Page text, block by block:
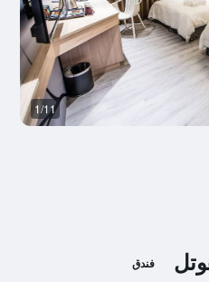
فندق
1/11